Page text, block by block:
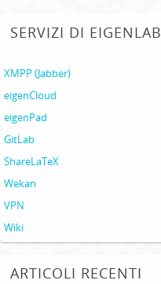
SERVIZI DI EIGENLAB
XMPP (Jabber)
eigenCloud
eigenPad
GitLab
ShareLaTeX
Wekan
VPN
Wiki
ARTICOLI RECENTI